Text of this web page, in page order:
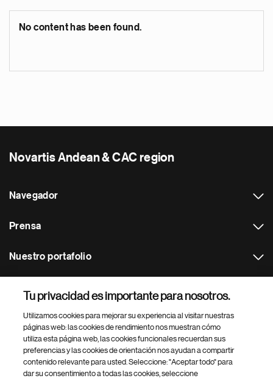
No content has been found.
Novartis Andean & CAC region
Navegador
Prensa
Nuestro portafolio
Footer Site Search
Tu privacidad es importante para nosotros.
Utilizamos cookies para mejorar su experiencia al visitar nuestras
páginas web: las cookies de rendimiento nos muestran cómo
utiliza esta página web, las cookies funcionales recuerdan sus
preferencias y las cookies de orientación nos ayudan a compartir
contenido relevante para usted. Seleccione: "Aceptar todo" para
dar su consentimiento a todas las cookies, seleccione